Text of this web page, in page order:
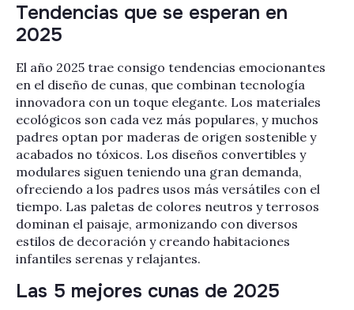
Tendencias que se esperan en
2025
El año 2025 trae consigo tendencias emocionantes
en el diseño de cunas, que combinan tecnología
innovadora con un toque elegante. Los materiales
ecológicos son cada vez más populares, y muchos
padres optan por maderas de origen sostenible y
acabados no tóxicos. Los diseños convertibles y
modulares siguen teniendo una gran demanda,
ofreciendo a los padres usos más versátiles con el
tiempo. Las paletas de colores neutros y terrosos
dominan el paisaje, armonizando con diversos
estilos de decoración y creando habitaciones
infantiles serenas y relajantes.
Las 5 mejores cunas de 2025